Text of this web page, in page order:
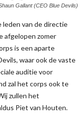
Gallant (CEO Blue Devils)
van de directie
afgelopen zomer
is een aparte
waar ook de vaste
auditie voor
zal het corps ook te
zullen het
Piet van Houten.